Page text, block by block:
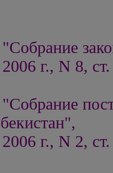
"Собрание
2006 г., N 8,
"Собрание
2006 г., N 2,